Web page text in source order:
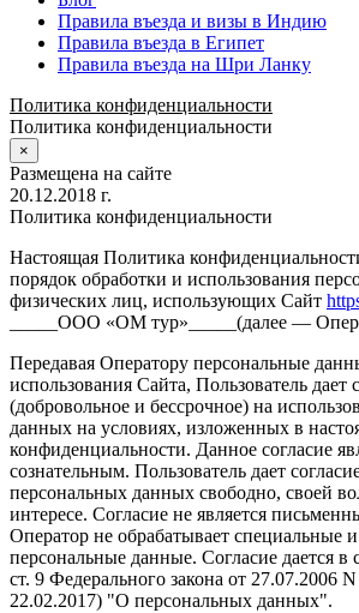
Правила въезда и визы в Индию
Правила въезда в Египет
Правила въезда на Шри Ланку
Политика конфиденциальности
Политика конфиденциальности
×
Размещена на сайте
20.12.2018 г.
Политика конфиденциальности
Настоящая Политика
порядок обработки и использования
физических лиц, использующих Сайт
_____ООО «ОМ тур»_____(далее —
Передавая Оператору персональные
использования Сайта, Пользователь дает
(добровольное и бессрочное) на
данных на условиях, изложенных в
конфиденциальности. Данное согласие
сознательным. Пользователь дает
персональных данных свободно, своей
интересе. Согласие не является
Оператор не обрабатывает специальные
персональные данные. Согласие дается в
ст. 9 Федерального закона от 27.07.2006
22.02.2017) "О персональных данных".